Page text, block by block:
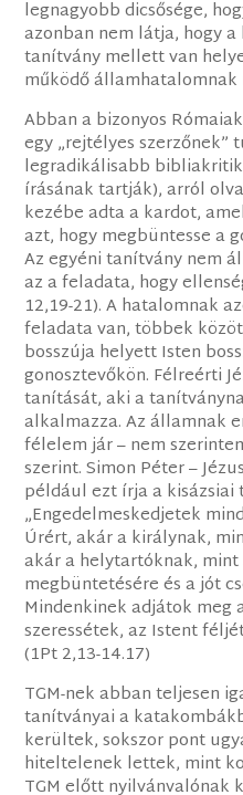
legnagyobb dicsősége,
azonban nem látja, hogy
tanítvány mellett van
működő államhatalomnak
Abban a bizonyos
egy „rejtélyes
legradikálisabb
írásának tartják), arról
kezébe adta a kardot,
azt, hogy megbüntesse a
Az egyéni tanítvány nem
az a feladata, hogy
12,19-21). A hatalomnak
feladata van, többek
bosszúja helyett Isten
gonosztevőkön. Félreérti
tanítását, aki a
alkalmazza. Az államnak
félelem jár – nem
szerint. Simon Péter –
például ezt írja a kisázsiai
„Engedelmeskedjetek
Úrért, akár a királynak,
akár a helytartóknak,
megbüntetésére és a jót
Mindenkinek adjátok
szeressétek, az Istent
(1Pt 2,13-14.17)
TGM-nek abban teljesen
tanítványai a
kerültek, sokszor pont
hiteltelenek lettek, mint
TGM előtt nyilvánvalónak